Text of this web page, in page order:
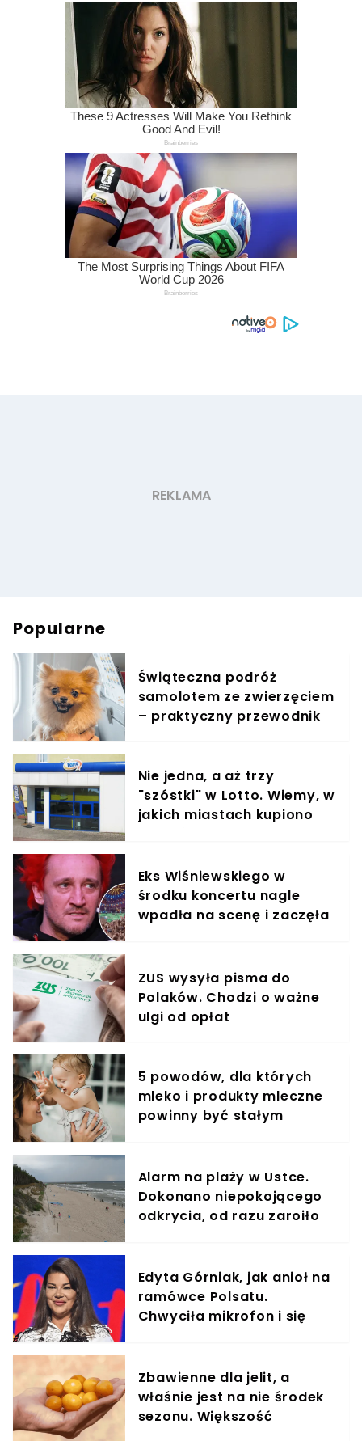
Popularne
Świąteczna podróż
samolotem ze zwierzęciem
– praktyczny przewodnik
Nie jedna, a aż trzy
"szóstki" w Lotto. Wiemy, w
jakich miastach kupiono
Eks Wiśniewskiego w
środku koncertu nagle
wpadła na scenę i zaczęła
ZUS wysyła pisma do
Polaków. Chodzi o ważne
ulgi od opłat
5 powodów, dla których
mleko i produkty mleczne
powinny być stałym
Alarm na plaży w Ustce.
Dokonano niepokojącego
odkrycia, od razu zaroiło
Edyta Górniak, jak anioł na
ramówce Polsatu.
Chwyciła mikrofon i się
Zbawienne dla jelit, a
właśnie jest na nie środek
sezonu. Większość